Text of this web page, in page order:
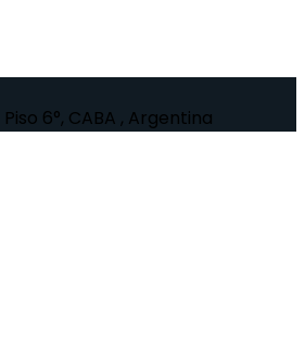
Piso 6°, CABA , Argentina